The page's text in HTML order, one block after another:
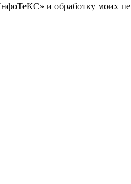
и обработку моих